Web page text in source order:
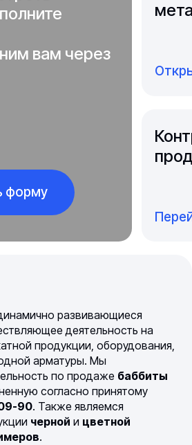
вам через
форму
развивающиеся
деятельность на
продукции, оборудования,
арматуры. Мы
по продаже баббиты
согласно принятому
90. Также являемся
черной и цветной
.